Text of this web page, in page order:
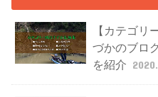
【カテゴリ
づかのブロ
を紹介